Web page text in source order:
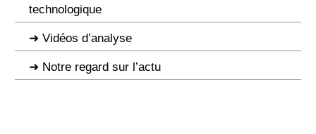
technologique
Vidéos d’analyse
Notre regard sur l’actu